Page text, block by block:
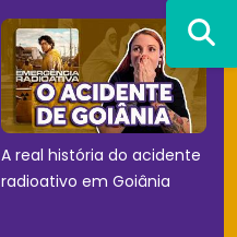
A real história do acidente
radioativo em Goiânia